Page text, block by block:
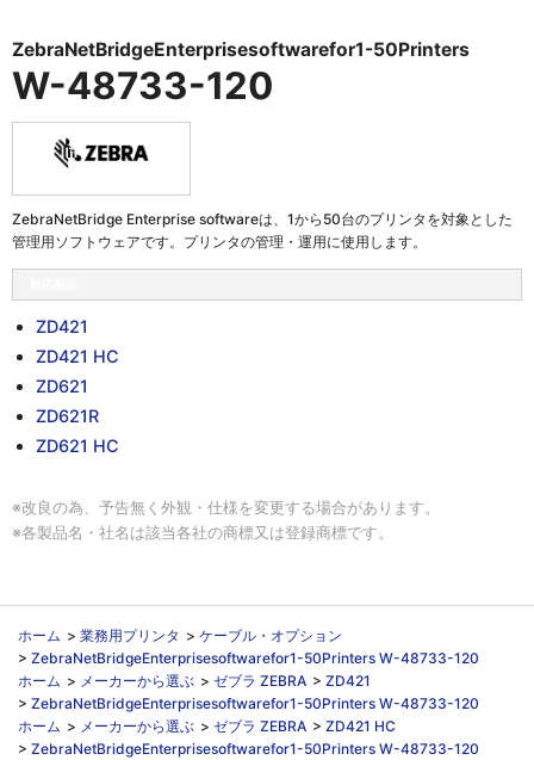
ZebraNetBridgeEnterprisesoftwarefor1-50Printers
W-48733-120
ZebraNetBridge Enterprise softwareは、1から50台のプリンタを対象とした
管理用ソフトウェアです。プリンタの管理・運用に使用します。
ZD421
ZD421 HC
ZD621
ZD621R
ZD621 HC
※改良の為、予告無く外観・仕様を変更する場合があります。
※各製品名・社名は該当各社の商標又は登録商標です。
ホーム > 業務用プリンタ > ケーブル・オプション
> ZebraNetBridgeEnterprisesoftwarefor1-50Printers W-48733-120
ホーム > メーカーから選ぶ > ゼブラ ZEBRA > ZD421
> ZebraNetBridgeEnterprisesoftwarefor1-50Printers W-48733-120
ホーム > メーカーから選ぶ > ゼブラ ZEBRA > ZD421 HC
> ZebraNetBridgeEnterprisesoftwarefor1-50Printers W-48733-120